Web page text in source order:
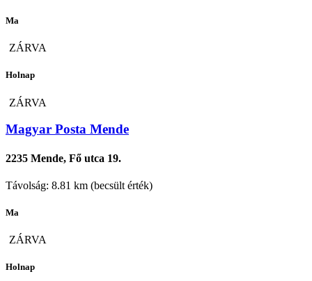
Ma
ZÁRVA
Holnap
ZÁRVA
Magyar Posta Mende
2235 Mende, Fő utca 19.
Távolság: 8.81 km (becsült érték)
Ma
ZÁRVA
Holnap